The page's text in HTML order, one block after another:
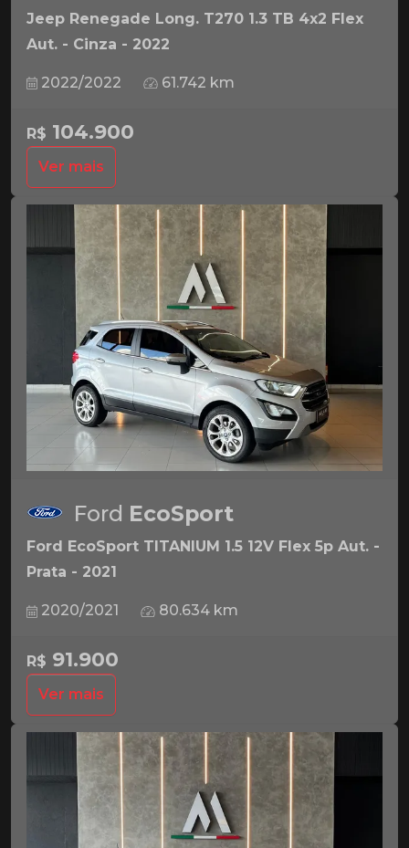
Jeep Renegade Long. T270 1.3 TB 4x2 Flex
Aut. - Cinza - 2022
2022/2022 61.742 km
R$ 104.900
Ver mais
Ford EcoSport
Ford EcoSport TITANIUM 1.5 12V Flex 5p Aut. -
Prata - 2021
2020/2021 80.634 km
R$ 91.900
Ver mais